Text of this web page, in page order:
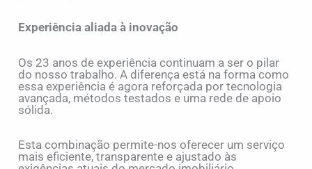
Experiência aliada à inovação
Os 23 anos de experiência continuam a ser o pilar
do nosso trabalho. A diferença está na forma como
essa experiência é agora reforçada por tecnologia
avançada, métodos testados e uma rede de apoio
sólida.
Esta combinação permite-nos oferecer um serviço
mais eficiente, transparente e ajustado às